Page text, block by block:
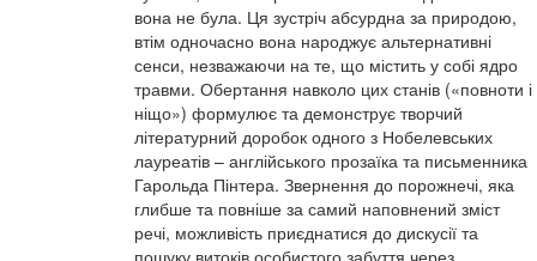
вона не була. Ця зустріч абсурдна за природою,
втім одночасно вона народжує альтернативні
сенси, незважаючи на те, що містить у собі ядро
травми. Обертання навколо цих станів («повноти і
ніщо») формулює та демонструє творчий
літературний доробок одного з Нобелевських
лауреатів – англійського прозаїка та письменника
Гарольда Пінтера. Звернення до порожнечі, яка
глибше та повніше за самий наповнений зміст
речі, можливість приєднатися до дискусії та
пошуку витоків особистого забуття через